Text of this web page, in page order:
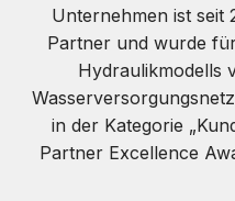
Unternehmen ist seit
Partner und wurde
Hydraulikmodells
in der Kategorie
Partner Excellence